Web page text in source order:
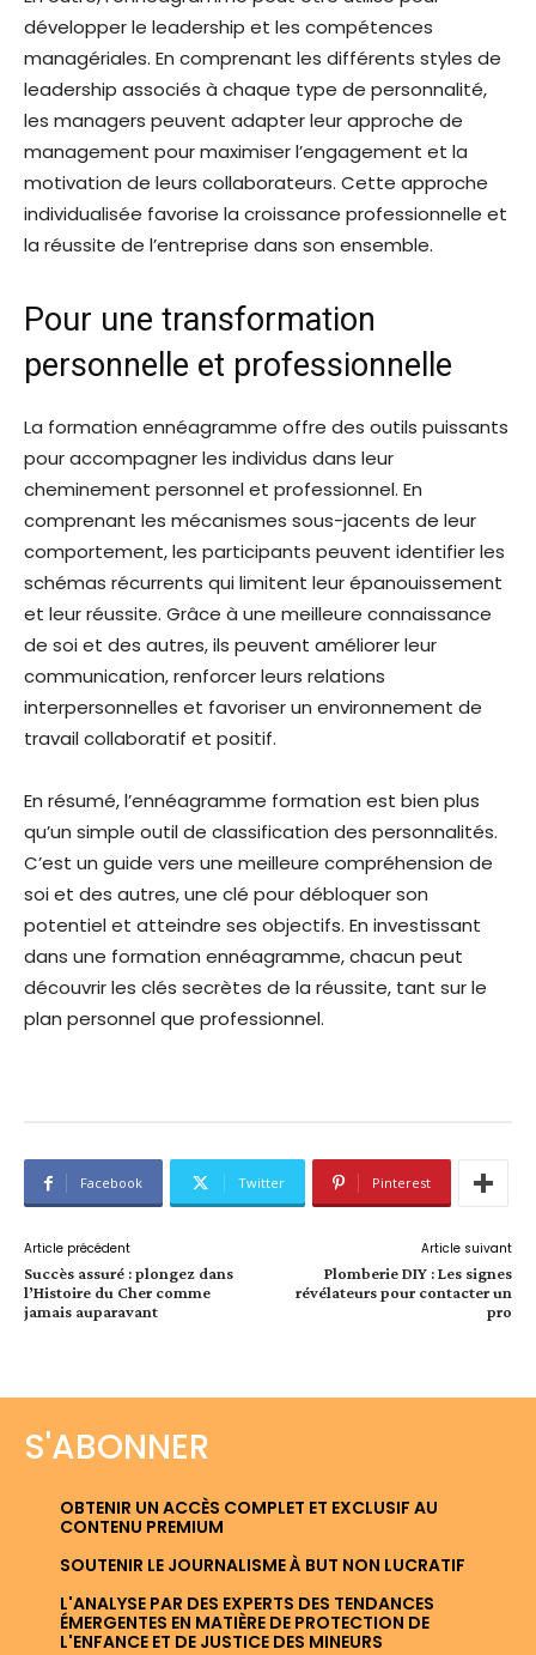
développer le leadership et les compétences
managériales. En comprenant les différents styles de
leadership associés à chaque type de personnalité,
les managers peuvent adapter leur approche de
management pour maximiser l’engagement et la
motivation de leurs collaborateurs. Cette approche
individualisée favorise la croissance professionnelle et
la réussite de l’entreprise dans son ensemble.
Pour une transformation
personnelle et professionnelle
La formation ennéagramme offre des outils puissants
pour accompagner les individus dans leur
cheminement personnel et professionnel. En
comprenant les mécanismes sous-jacents de leur
comportement, les participants peuvent identifier les
schémas récurrents qui limitent leur épanouissement
et leur réussite. Grâce à une meilleure connaissance
de soi et des autres, ils peuvent améliorer leur
communication, renforcer leurs relations
interpersonnelles et favoriser un environnement de
travail collaboratif et positif.
En résumé, l’ennéagramme formation est bien plus
qu’un simple outil de classification des personnalités.
C’est un guide vers une meilleure compréhension de
soi et des autres, une clé pour débloquer son
potentiel et atteindre ses objectifs. En investissant
dans une formation ennéagramme, chacun peut
découvrir les clés secrètes de la réussite, tant sur le
plan personnel que professionnel.
Facebook Twitter Pinterest
Article précédent
Succès assuré : plongez dans
l’Histoire du Cher comme
jamais auparavant
Article suivant
Plomberie DIY : Les signes
révélateurs pour contacter un
pro
S'ABONNER
OBTENIR UN ACCÈS COMPLET ET EXCLUSIF AU
CONTENU PREMIUM
SOUTENIR LE JOURNALISME À BUT NON LUCRATIF
L'ANALYSE PAR DES EXPERTS DES TENDANCES
ÉMERGENTES EN MATIÈRE DE PROTECTION DE
L'ENFANCE ET DE JUSTICE DES MINEURS